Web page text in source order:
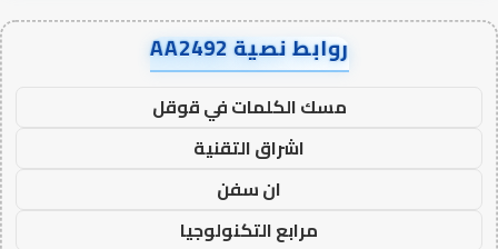
روابط نصية AA2492
مسك الكلمات في قوقل
اشراق التقنية
ان سفن
مرابع التكنولوجيا